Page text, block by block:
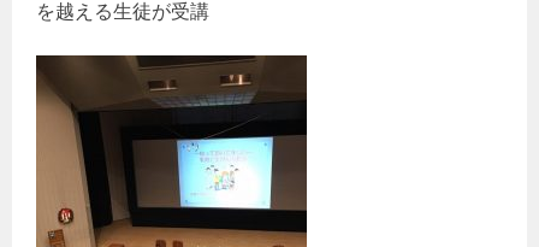
を越える生徒が受講